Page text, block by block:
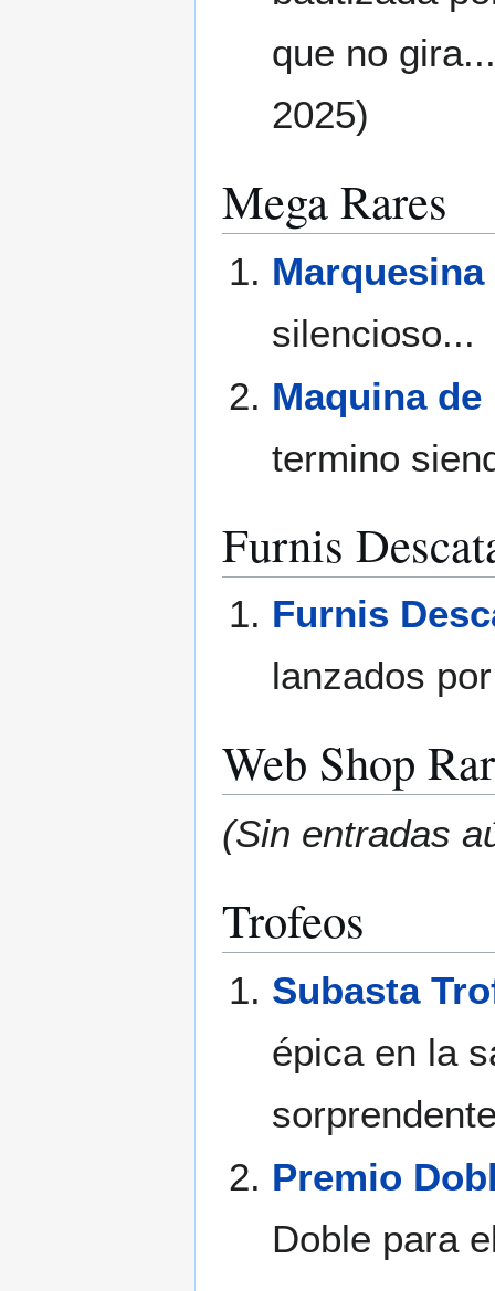
que no
2025)
Mega Rares
silencioso...
Maquina
termino
Furnis
Furnis
lanzados
Web Shop
(Sin entradas
Trofeos
Subasta
épica en la
Premio
Doble para